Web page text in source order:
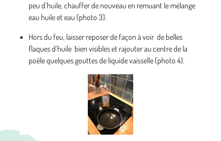
peu d’huile, chauffer de nouveau en remuant le mélange
eau huile et eau (photo 3).
Hors du feu, laisser reposer de façon à voir de belles
flaques d’huile bien visibles et rajouter au centre de la
poêle quelques gouttes de liquide vaisselle (photo 4).